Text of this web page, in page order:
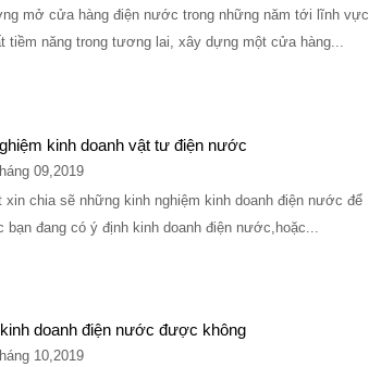
mở cửa hàng điện nước trong những năm tới lĩnh vực
tiềm năng trong tương lai, xây dựng một cửa hàng...
kinh doanh vật tư điện nước
09,2019
xin chia sẽ những kinh nghiệm kinh doanh điện nước để
bạn đang có ý định kinh doanh điện nước,hoặc...
doanh điện nước được không
10,2019